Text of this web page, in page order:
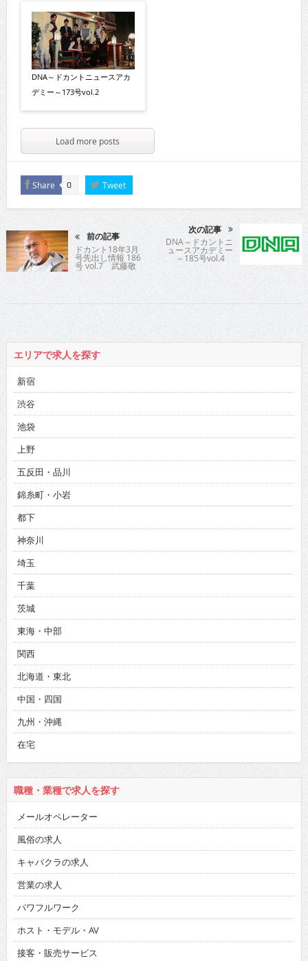
DNA～ドカントニュースアカ
デミー～173号vol.2
Load more posts
Share 0 Tweet
前の記事
ドカント18年3月
号先出し情報 186
号 vol.7 武藤敬
司
次の記事
DNA～ドカントニ
ュースアカデミー
～185号vol.4
エリアで求人を探す
新宿
渋谷
池袋
上野
五反田・品川
錦糸町・小岩
都下
神奈川
埼玉
千葉
茨城
東海・中部
関西
北海道・東北
中国・四国
九州・沖縄
在宅
職種・業種で求人を探す
メールオペレーター
風俗の求人
キャバクラの求人
営業の求人
パワフルワーク
ホスト・モデル・AV
接客・販売サービス